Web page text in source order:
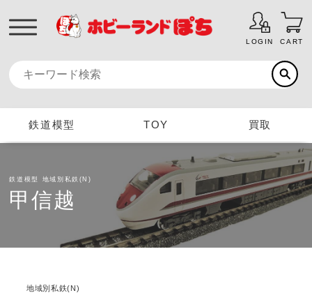
LOGIN CART
鉄道模型 TOY 買取
鉄道模型 地域別私鉄(N)
甲信越
地域別私鉄(N)